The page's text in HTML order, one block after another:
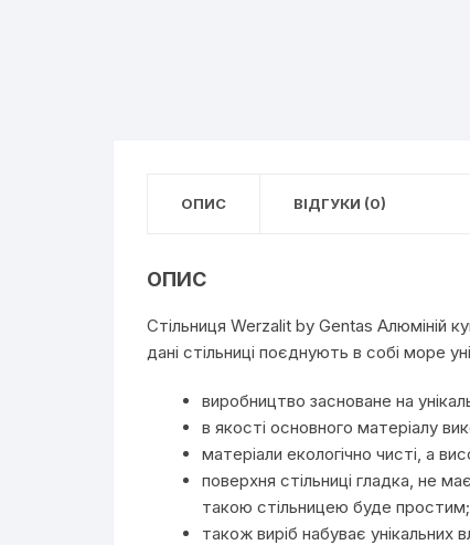
ОПИС ВІДГУКИ (0)
ОПИС
Стільниця Werzalit by Gentas Алюміній
дані стільниці поєднують в собі море
виробництво засноване на
в якості основного матеріалу
матеріали екологічно чисті, а
поверхня стільниці гладка, не
такою стільницею буде простим;
також виріб набуває унікальних